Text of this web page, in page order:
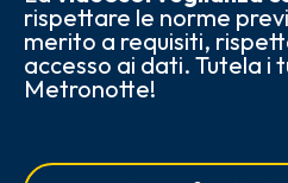
rispettare le norme
merito a requisiti,
accesso ai dati. Tutela i
Metronotte!